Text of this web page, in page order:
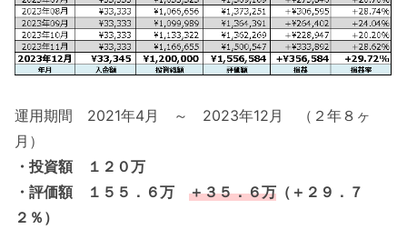
運用期間 2021年4月 ～ 2023年12月 （２年８ヶ
月）
・投資額 １２０万
・評価額 １５５．６万 ＋３５．６万 （＋２９．７
２％）